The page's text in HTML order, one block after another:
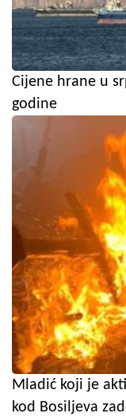
Cijene hrane u
godine
Mladić koji je
kod Bosiljeva